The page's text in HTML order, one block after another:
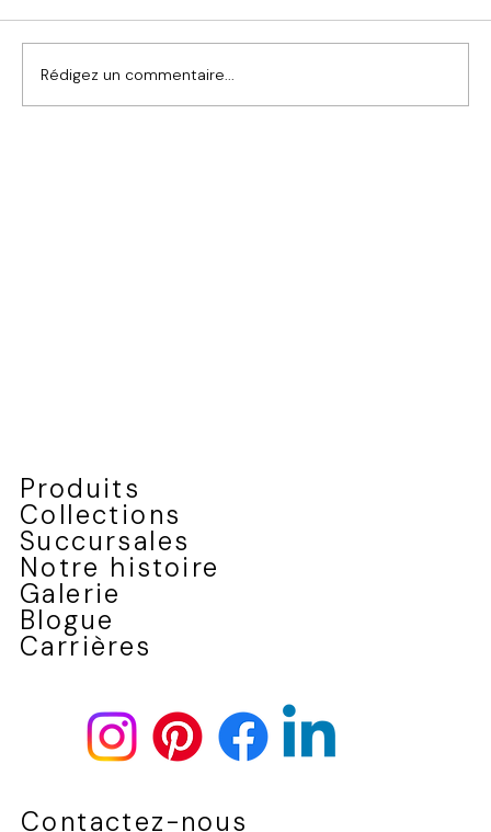
Rédigez un commentaire...
Produits
Collections
Succursales
Notre histoire
Galerie
Blogue
Carrières
Contactez-nous